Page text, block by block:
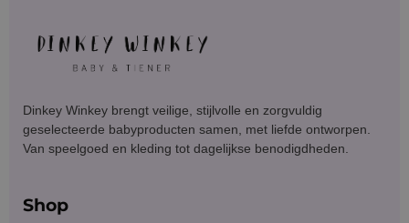
Dinkey Winkey brengt veilige, stijlvolle en zorgvuldig
geselecteerde babyproducten samen, met liefde ontworpen.
Van speelgoed en kleding tot dagelijkse benodigdheden.
Shop